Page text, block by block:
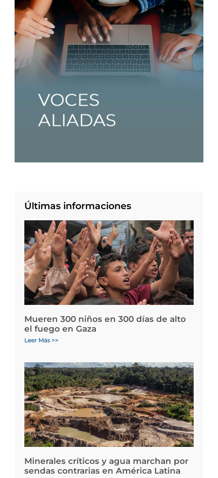
Últimas informaciones
Mueren 300 niños en 300 días de alto
el fuego en Gaza
Leer Más >>
Minerales críticos y agua marchan por
sendas contrarias en América Latina